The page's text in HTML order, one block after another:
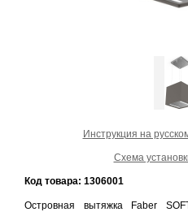
Инструкция на
Схема
Код товара: 1306001
Островная вытяжка Faber